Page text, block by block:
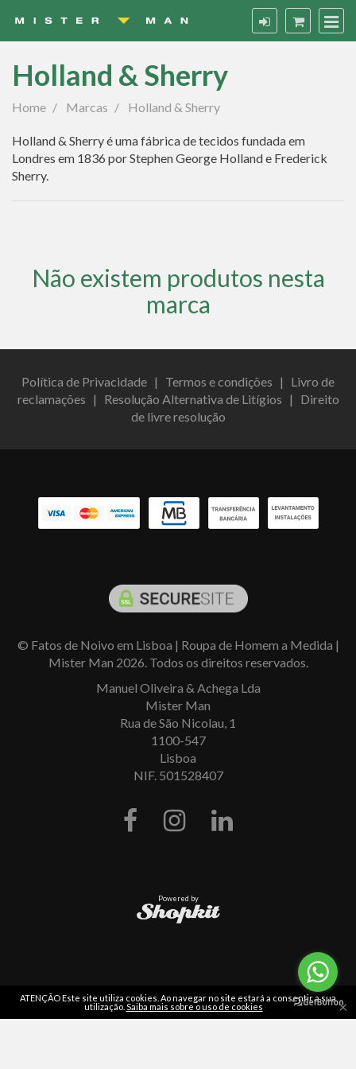
Holland & Sherry
Holland
&
Sherry
Home Marcas Holland & Sherry
Holland & Sherry é uma fábrica de tecidos fundada em
Londres em 1836 por Stephen George Holland e Frederick
Sherry.
Não existem produtos nesta
marca
Política de Privacidade | Termos e condições | Livro de
reclamações | Resolução Alternativa de Litígios | Direito
de livre resolução
© Fatos de Noivo em Lisboa | Roupa de Homem a Medida |
Mister Man 2026. Todos os direitos reservados.
Manuel Oliveira & Achega Lda
Mister Man
Rua de São Nicolau, 1
1100-547
Lisboa
NIF. 501528407
Powered by
ATENÇÃO Este site utiliza cookies. Ao navegar no site estará a consentir a sua
utilização. Saiba mais sobre o uso de cookies ×